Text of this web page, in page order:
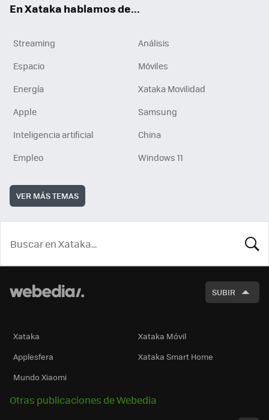
En Xataka hablamos de...
Streaming
Análisis
Espacio
Móviles
Energía
Xataka Movilidad
Apple
Samsung
Inteligencia artificial
China
Empleo
Windows 11
VER MÁS TEMAS
SUBIR
Xataka
Xataka Móvil
Applesfera
Xataka Smart Home
Mundo Xiaomi
Otras publicaciones de Webedia